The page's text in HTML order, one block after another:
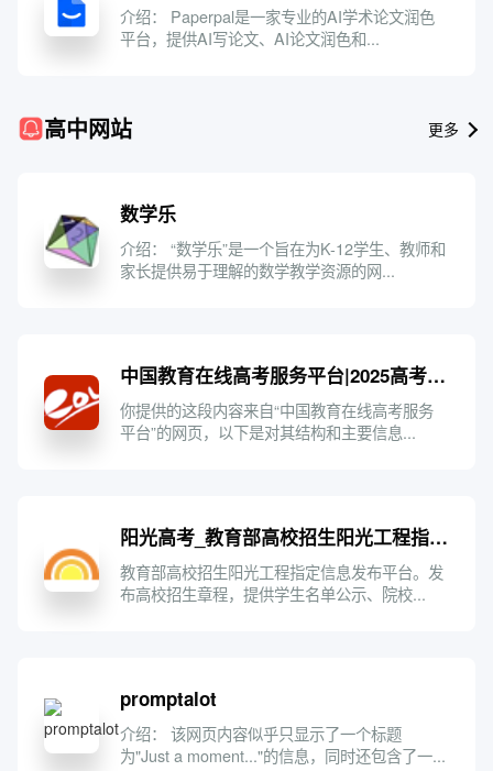
取消 保存
介绍： Paperpal是一家专业的AI学术论文润色
平台，提供AI写论文、AI论文润色和...
高中网站 更多
数学乐
介绍： “数学乐”是一个旨在为K-12学生、教师和
家长提供易于理解的数学教学资源的网...
中国教育在线高考服务平台|2025高考志愿填报|2025高考专业|高考分数线|2025高考―中国教育在线
你提供的这段内容来自“中国教育在线高考服务
平台”的网页，以下是对其结构和主要信息...
阳光高考_教育部高校招生阳光工程指定平台
教育部高校招生阳光工程指定信息发布平台。发
布高校招生章程，提供学生名单公示、院校...
promptalot
介绍： 该网页内容似乎只显示了一个标题
为"Just a moment..."的信息，同时还包含了一...